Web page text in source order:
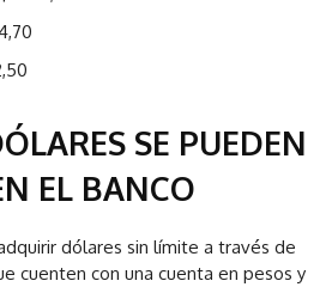
SE PUEDEN
EL BANCO
dólares sin límite a través de
cuenten con una cuenta en pesos y